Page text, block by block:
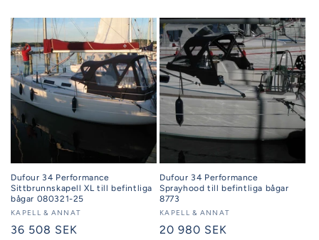
Dufour 34 Performance
Sittbrunnskapell XL till befintliga
bågar 080321-25
Säljare:
KAPELL & ANNAT
Ordinarie
36 508 SEK
Dufour 34 Performance
Sprayhood till befintliga bågar
8773
Säljare:
KAPELL & ANNAT
Ordinarie
20 980 SEK